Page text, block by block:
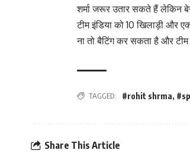
शर्मा जरूर उतार सकते हैं लेकिन
टीम इंडिया को 10 खिलाड़ी और
ना तो बैटिंग कर सकता है और टीम
TAGGED: #rohit shrma,
Share This Article